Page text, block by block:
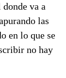
va a
las
en lo que se
no hay